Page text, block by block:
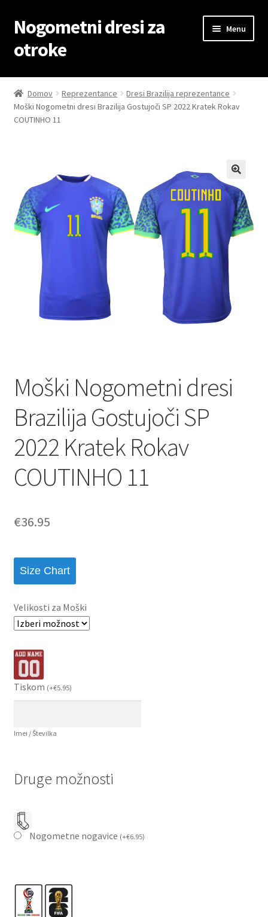
Skip
to
navigation
Skip
to
content
Nogometni dresi za
otroke
Menu
Domov
Blog
Moj račun
Trgovina
Zaključek nakupa
Domov Reprezentance
Dresi Brazilija reprezentance
Moški Nogometni dresi Brazilija Gostujoči SP 2022 Kratek Rokav
COUTINHO 11
Moški Nogometni dresi
Brazilija Gostujoči SP
2022 Kratek Rokav
COUTINHO 11
€36.95
Size Chart
Velikosti za Moški
Tiskom (+€5.95)
Imei / Številka
Druge možnosti
Nogometne nogavice (+€6.95)